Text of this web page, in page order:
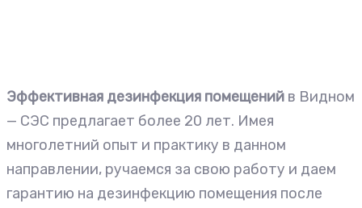
Эффективная дезинфекция помещений в Видном
— СЭС предлагает более 20 лет. Имея
многолетний опыт и практику в данном
направлении, ручаемся за свою работу и даем
гарантию на дезинфекцию помещения после